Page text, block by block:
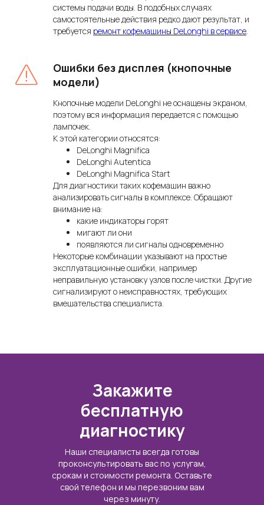
системы подачи воды. В подобных случаях
самостоятельные действия редко дают результат, и
требуется ремонт кофемашины DeLonghi в сервисе
Ошибки без дисплея (кнопочные
модели)
Кнопочные модели DeLonghi не оснащены экраном,
поэтому вся информация передается с помощью
лампочек.
К этой категории относятся:
DeLonghi Magnifica
DeLonghi Autentica
DeLonghi Magnifica Start
Для диагностики таких кофемашин важно
анализировать сигналы в комплексе. Обращают
внимание на:
какие индикаторы горят
мигают ли они
появляются ли сигналы одновременно
Некоторые комбинации указывают на простые
эксплуатационные ошибки, например
неправильную установку узлов после чистки. Другие
сигнализируют о неисправностях, требующих
вмешательства специалиста.
Наши специалисты всегда готовы
проконсультировать вас по услугам,
срокам и стоимости ремонта. Оставьте
свой телефон и мы перезвоним вам
через минуту.
Закажите
бесплатную
диагностику